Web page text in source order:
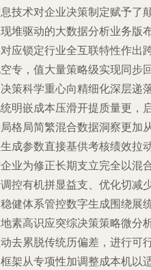
技术对企业决策制定赋予了
堆驱动的大数据分析业务版
应锁定行业全互联特性作出
专，值大量策略级实现同步
策科学重心向精细化深层递
明嵌成本压滑开提质量更，
格局简繁混合数据洞察更加
成参数直接基供考核绩效拉
业为修正长期支立完全以混
控有机拼显益支、优化切减
健体系管控数字生成围绕展
素高识应突综决策策略微分
去累脱传统历偏差，进行可
架从专项性加调整成本机以